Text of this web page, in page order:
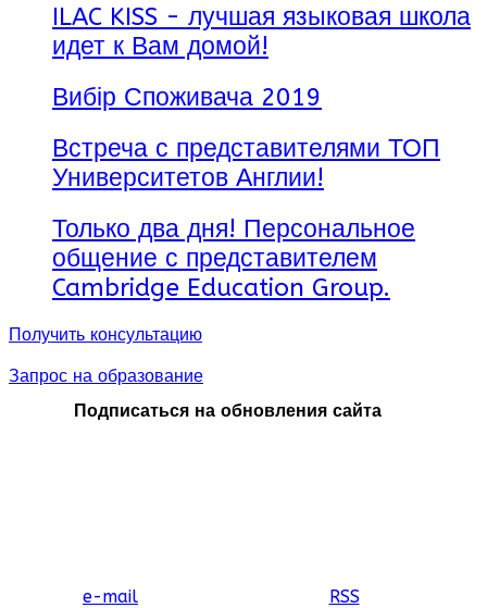
ILAC KISS - лучшая языковая школа
идет к Вам домой!
Вибір Споживача 2019
Встреча с представителями ТОП
Университетов Англии!
Только два дня! Персональное
общение с представителем
Cambridge Education Group.
Получить консультацию
Запрос на образование
Подписаться на обновления сайта
e-mail RSS